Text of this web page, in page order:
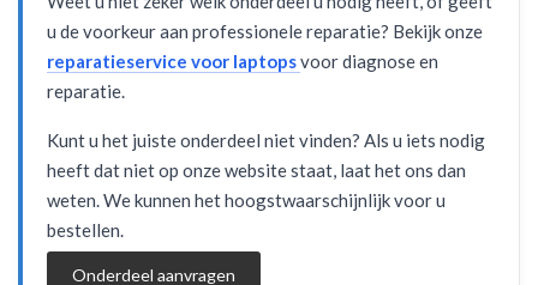
u de voorkeur aan professionele reparatie? Bekijk onze
reparatieservice voor laptopsvoor diagnose en
reparatie.
Kunt u het juiste onderdeel niet vinden? Als u iets nodig
heeft dat niet op onze website staat, laat het ons dan
weten. We kunnen het hoogstwaarschijnlijk voor u
bestellen.
Onderdeel aanvragen